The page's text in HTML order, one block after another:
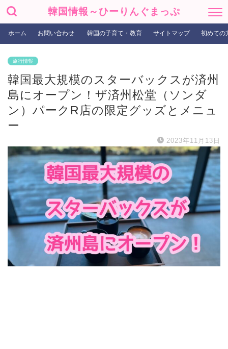
韓国情報～ひーりんぐまっぷ
ホーム お問い合わせ 韓国の子育て・教育 サイトマップ 初めての
旅行情報
韓国最大規模のスターバックスが済州
島にオープン！ザ済州松堂（ソンダ
ン）パークR店の限定グッズとメニュ
ー
2023年11月13日